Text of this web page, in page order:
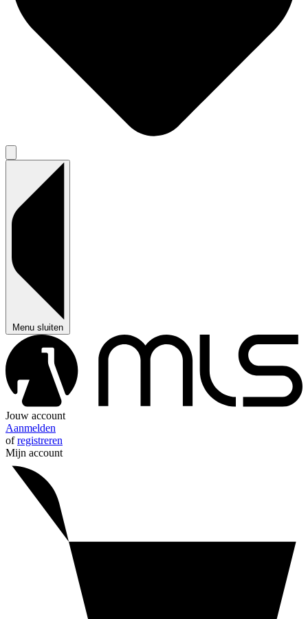
Menu sluiten
Jouw account
Aanmelden
ofregistreren
Mijn account